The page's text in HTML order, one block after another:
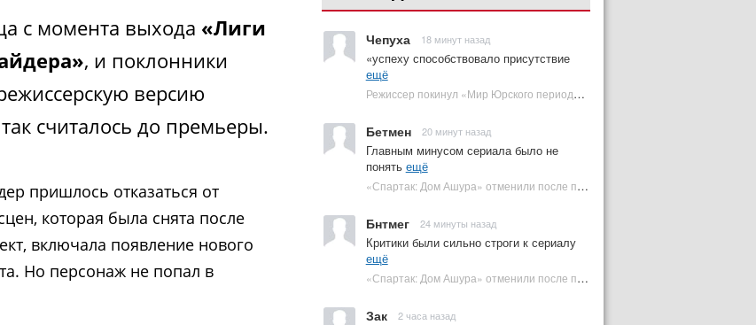
Чепуха 18 минут назад
«успеху способствовало присутствие
ещё
Режиссер покинул «Мир Юрского периода 5» | Plugged In Ru
Бетмен 20 минут назад
Главным минусом сериала было не
понять ещё
«Спартак: Дом Ашура» отменили после первого сезона | Plugged In Ru
Бнтмег 24 минуты назад
Критики были сильно строги к сериалу
ещё
«Спартак: Дом Ашура» отменили после первого сезона | Plugged In Ru
Зак 2 часа назад
с момента выхода «Лиги
, и поклонники
версию
считалось до премьеры.
пришлось отказаться от
которая была снята после
включала появление нового
Но персонаж не попал в